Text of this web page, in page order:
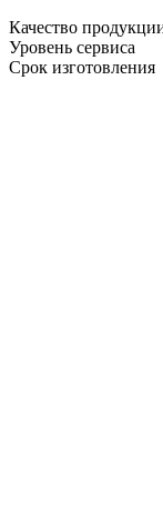
Качество
Уровень сервиса
Срок изготовления